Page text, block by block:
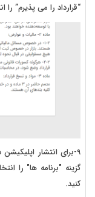
“قرارداد را می پذیرم” را
9-برای انتشار
گزینه "برنامه ها" را
کنید.